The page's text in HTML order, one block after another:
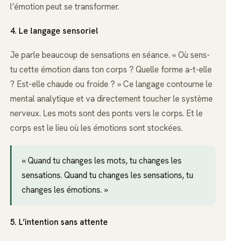
l’émotion peut se transformer.
4. Le langage sensoriel
Je parle beaucoup de sensations en séance. « Où sens-
tu cette émotion dans ton corps ? Quelle forme a-t-elle
? Est-elle chaude ou froide ? » Ce langage contourne le
mental analytique et va directement toucher le système
nerveux. Les mots sont des ponts vers le corps. Et le
corps est le lieu où les émotions sont stockées.
« Quand tu changes les mots, tu changes les
sensations. Quand tu changes les sensations, tu
changes les émotions. »
5. L’intention sans attente